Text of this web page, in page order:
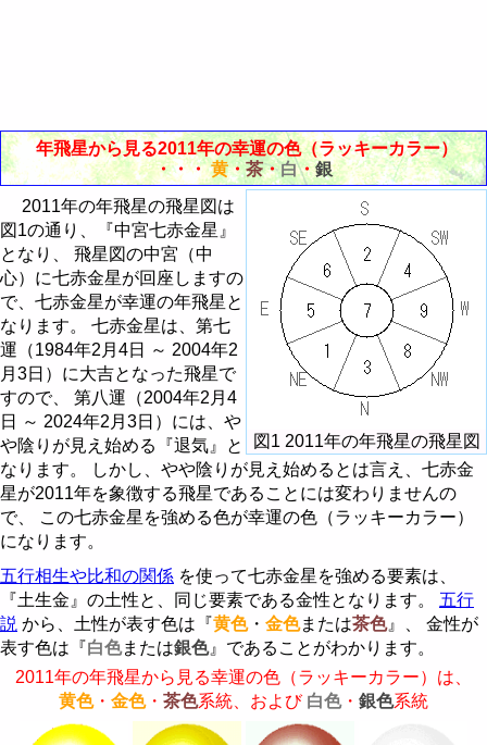
年飛星から見る2011年の幸運の色（ラッキーカラー）
・・・黄・茶・白・銀
図1 2011年の年飛星の飛星図
2011年の年飛星の飛星図は
図1の通り、『中宮七赤金星』
となり、 飛星図の中宮（中
心）に七赤金星が回座しますの
で、七赤金星が幸運の年飛星と
なります。 七赤金星は、第七
運（1984年2月4日 ～ 2004年2
月3日）に大吉となった飛星で
すので、 第八運（2004年2月4
日 ～ 2024年2月3日）には、や
や陰りが見え始める『退気』と
なります。 しかし、やや陰りが見え始めるとは言え、七赤金
星が2011年を象徴する飛星であることには変わりませんの
で、 この七赤金星を強める色が幸運の色（ラッキーカラー）
になります。
五行相生や比和の関係 を使って七赤金星を強める要素は、
『土生金』の土性と、同じ要素である金性となります。 五行
説 から、土性が表す色は『黄色・ 金色または茶色』、 金性が
表す色は『白色または銀色』であることがわかります。
2011年の年飛星から見る幸運の色（ラッキーカラー）は、
黄色・ 金色・ 茶色系統、および 白色・ 銀色系統